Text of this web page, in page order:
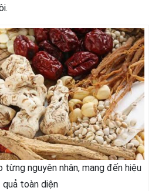
nguyên nhân, mang đến hiệu
quả toàn diện